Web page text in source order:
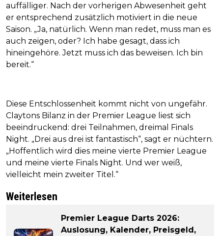
auffälliger. Nach der vorherigen Abwesenheit geht
er entsprechend zusätzlich motiviert in die neue
Saison. „Ja, natürlich. Wenn man redet, muss man es
auch zeigen, oder? Ich habe gesagt, dass ich
hineingehöre. Jetzt muss ich das beweisen. Ich bin
bereit.“
Diese Entschlossenheit kommt nicht von ungefähr.
Claytons Bilanz in der Premier League liest sich
beeindruckend: drei Teilnahmen, dreimal Finals
Night. „Drei aus drei ist fantastisch“, sagt er nüchtern.
„Hoffentlich wird dies meine vierte Premier League
und meine vierte Finals Night. Und wer weiß,
vielleicht mein zweiter Titel.“
Weiterlesen
Premier League Darts 2026:
Auslosung, Kalender, Preisgeld,